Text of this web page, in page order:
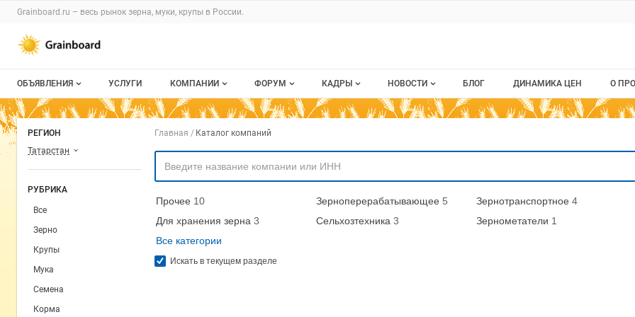
Раздел навигации по сайту grainboard.ru
Grainboard.ru – весь рынок зерна, муки, крупы в России.
Авторизация и меню пользователя
Навигация по разделам сайта grainboard.ru
ОБЪЯВЛЕНИЯ
Все объявления
Мои объявления
УСЛУГИ КОМПАНИИ
О каталоге компаний
Моя компания
Платное размещение
ФОРУМ
Все темы
КАДРЫ
Все вакансии
НОВОСТИ
Новости рынка
БЛОГ ДИНАМИКА ЦЕН О
О
РЕГИОН
Татарстан
РУБРИКА
Все
Зерно
Крупы
Мука
Семена
Корма
Навигация по компаниям
Главная Каталог компаний
Прочее 10 Зерноперерабатывающее 5 Зернотранспортное 4
Для хранения зерна 3 Сельхозтехника 3 Зернометатели 1
Все категории
Искать в текущем разделе